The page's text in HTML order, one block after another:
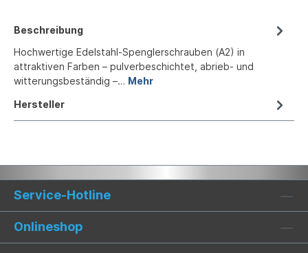
Beschreibung
Hochwertige Edelstahl-Spenglerschrauben (A2) in
attraktiven Farben – pulverbeschichtet, abrieb- und
witterungsbeständig –… Mehr
Hersteller
Service-Hotline
Onlineshop